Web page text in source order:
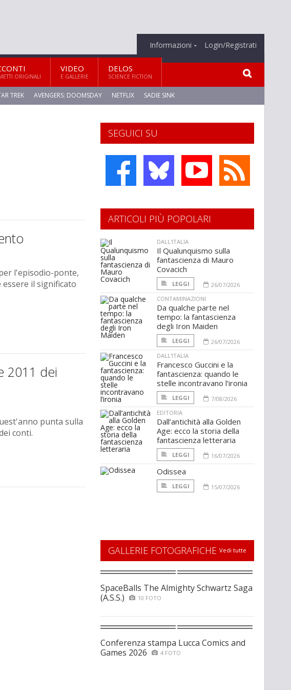
Informazioni Login/Registrati
ORIGINALI
VIDEO
E GALLERIE
DELOS
SCIENCE FICTION
TREK AVENGERS: DOOMSDAY NETFLIX SADIE SINK
l'episodio-ponte,
il significato
2011 dei
punta sulla
conti.
SEGUICI SU
ARTICOLI PIÙ POPOLARI
DALL'ITALIA
Il Qualunquismo sulla
fantascienza di Mauro
Covacich
LEGGI
26/07/2026
CONTAMINAZIONI
Da qualche parte nel
tempo: la fantascienza
degli Iron Maiden
LEGGI
26/07/2026
DALL'ITALIA
Francesco Guccini e la
fantascienza: quando le
stelle incontravano l’ironia
LEGGI
7/08/2026
EDITORIA
Dall’antichità alla Golden
Age: ecco la storia della
fantascienza letteraria
LEGGI 16/07/2026
Odissea
LEGGI 15/07/2026
GALLERIE FOTOGRAFICHE Vedi tutte
SpaceBalls The Almighty Schwartz Saga
(A.S.S.)
10 FOTO
Conferenza stampa Lucca Comics and
Games 2026
4 FOTO